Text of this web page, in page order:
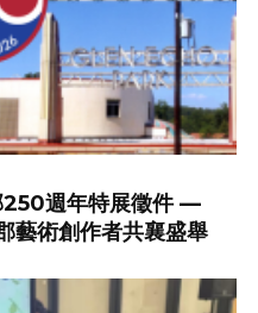
250週年特展徵件 —
藝術創作者共襄盛舉